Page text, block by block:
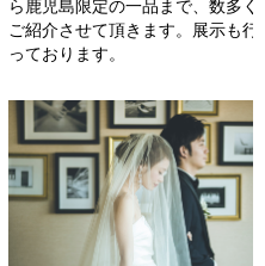
ら鹿児島限定の一品まで、数多く
ご紹介させて頂きます。展示も行
っております。